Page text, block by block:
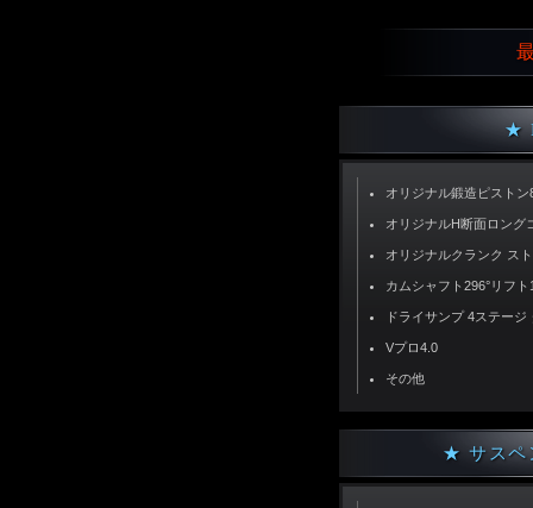
★
オリジナル鍛造ピスト
オリジナルH断面ロン
オリジナルクランク ス
カムシャフト296°リフト
ドライサンプ 4ステー
Vプロ4.0
その他
★ サスペ